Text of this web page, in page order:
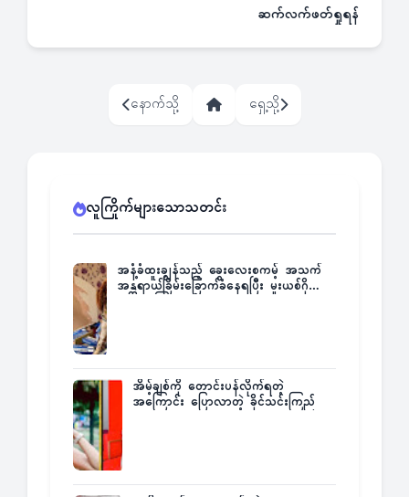
ဆက်လက်ဖတ်ရှုရန်
နောက်သို့ ရှေ့သို့
လူကြိုက်များသောသတင်း
အနံ့ခံထူးချွန်သည့် ခွေးလေးစကမ့် အသက်
အန္တရာယ်ခြိမ်းခြောက်ခံနေရပြီး မူးယစ်ဂိုဏ်း
အိမ့်ချစ်ကို တောင်းပန်လိုက်ရတဲ့
အကြောင်း ပြောလာတဲ့ ခိုင်သင်းကြည်